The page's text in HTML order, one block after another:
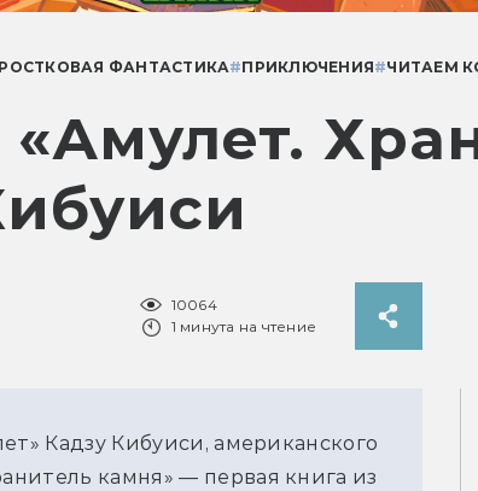
ФАНТАСТИКА#ПРИКЛЮЧЕНИЯ#ЧИТАЕМ
10064
1 минута на чтение
Кадзу Кибуиси, американского
камня» — первая книга из